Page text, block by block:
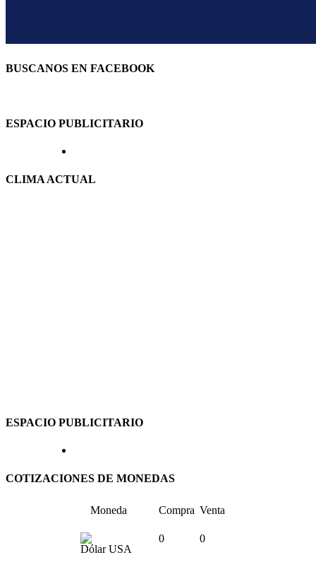
BUSCANOS EN FACEBOOK
ESPACIO PUBLICITARIO
CLIMA ACTUAL
ESPACIO PUBLICITARIO
COTIZACIONES DE MONEDAS
Moneda Compra Venta
Dólar USA
0 0